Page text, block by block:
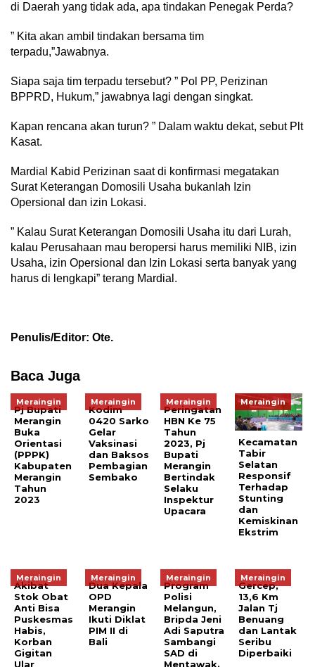
di Daerah yang tidak ada, apa tindakan Penegak Perda?
” Kita akan ambil tindakan bersama tim
terpadu,”Jawabnya.
Siapa saja tim terpadu tersebut? ” Pol PP, Perizinan
BPPRD, Hukum,” jawabnya lagi dengan singkat.
Kapan rencana akan turun? ” Dalam waktu dekat, sebut Plt
Kasat.
Mardial Kabid Perizinan saat di konfirmasi megatakan
Surat Keterangan Domosili Usaha bukanlah Izin
Opersional dan izin Lokasi.
” Kalau Surat Keterangan Domosili Usaha itu dari Lurah,
kalau Perusahaan mau beropersi harus memiliki NIB, izin
Usaha, izin Opersional dan Izin Lokasi serta banyak yang
harus di lengkapi” terang Mardial.
Penulis/Editor: Ote.
Baca Juga
Meraingin
Pj Bupati
Merangin
Buka
Orientasi
(PPPK)
Kabupaten
Merangin
Tahun
2023
Meraingin
Kodim
0420 Sarko
Gelar
Vaksinasi
dan Baksos
Pembagian
Sembako
Meraingin
Peringatan
HBN Ke 75
Tahun
2023, Pj
Bupati
Merangin
Bertindak
Selaku
Inspektur
Upacara
Meraingin
Kecamatan
Tabir
Selatan
Responsif
Terhadap
Stunting
dan
Kemiskinan
Ekstrim
Meraingin
Akibat
Stok Obat
Anti Bisa
Puskesmas
Habis,
Korban
Gigitan
Ular
Meraingin
Dua Kepala
OPD
Merangin
Ikuti Diklat
PIM II di
Bali
Meraingin
Program
Polisi
Melangun,
Bripda Jeni
Adi Saputra
Sambangi
SAD di
Mentawak.
Meraingin
Gercep,
13,6 Km
Jalan Tj
Benuang
dan Lantak
Seribu
Diperbaiki